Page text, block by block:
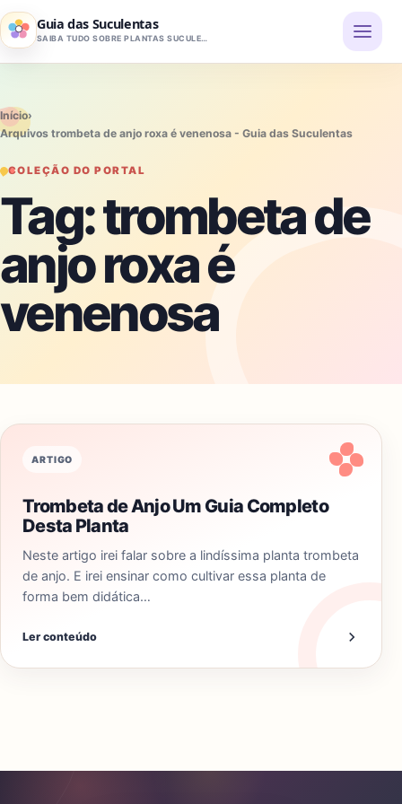
Pular para o conteúdo
Guia das Suculentas
SAIBA TUDO SOBRE PLANTAS SUCULENTAS
Início›
Arquivos trombeta de anjo roxa é venenosa - Guia das Suculentas
COLEÇÃO DO PORTAL
Tag:trombeta de
anjo roxa é
venenosa
ARTIGO
Trombeta de Anjo Um Guia Completo
Desta Planta
Neste artigo irei falar sobre a lindíssima planta trombeta
de anjo. E irei ensinar como cultivar essa planta de
forma bem didática…
Ler conteúdo